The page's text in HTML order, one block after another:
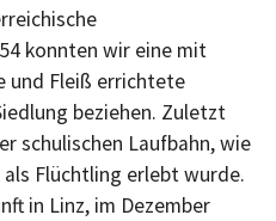
konnten wir eine mit
und Fleiß errichtete
beziehen. Zuletzt
schulischen Laufbahn, wie
Flüchtling erlebt wurde.
in Linz, im Dezember